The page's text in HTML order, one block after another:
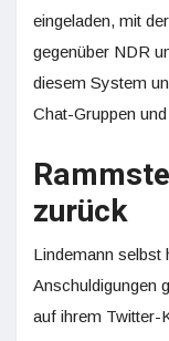
eingeladen, mit
gegenüber NDR
diesem System
Chat-Gruppen
zurück
Lindemann selbst
Anschuldigungen
auf ihrem Twitter-